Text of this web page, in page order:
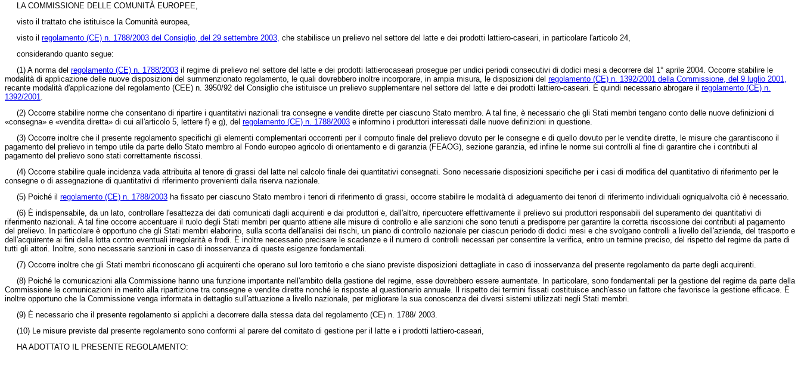
LA COMMISSIONE DELLE COMUNITÀ EUROPEE,
visto il trattato che istituisce la Comunità europea,
visto il regolamento (CE) n. 1788/2003 del Consiglio, del 29 settembre 2003, che stabilisce un prelievo nel settore del latte e dei prodotti lattiero-caseari, in particolare l'articolo 24,
considerando quanto segue:
(1) A norma del regolamento (CE) n. 1788/2003 il regime di prelievo nel settore del latte e dei prodotti lattierocaseari prosegue per undici periodi consecutivi di dodici mesi a decorrere dal 1° aprile 2004. Occorre stabilire le
modalità di applicazione delle nuove disposizioni del summenzionato regolamento, le quali dovrebbero inoltre incorporare, in ampia misura, le disposizioni del regolamento (CE) n. 1392/2001 della Commissione, del 9 luglio 2001,
recante modalità d'applicazione del regolamento (CEE) n. 3950/92 del Consiglio che istituisce un prelievo supplementare nel settore del latte e dei prodotti lattiero-caseari. È quindi necessario abrogare il regolamento (CE) n.
1392/2001.
(2) Occorre stabilire norme che consentano di ripartire i quantitativi nazionali tra consegne e vendite dirette per ciascuno Stato membro. A tal fine, è necessario che gli Stati membri tengano conto delle nuove definizioni di
«consegna» e «vendita diretta» di cui all'articolo 5, lettere f) e g), del regolamento (CE) n. 1788/2003 e informino i produttori interessati dalle nuove definizioni in questione.
(3) Occorre inoltre che il presente regolamento specifichi gli elementi complementari occorrenti per il computo finale del prelievo dovuto per le consegne e di quello dovuto per le vendite dirette, le misure che garantiscono il
pagamento del prelievo in tempo utile da parte dello Stato membro al Fondo europeo agricolo di orientamento e di garanzia (FEAOG), sezione garanzia, ed infine le norme sui controlli al fine di garantire che i contributi al
pagamento del prelievo sono stati correttamente riscossi.
(4) Occorre stabilire quale incidenza vada attribuita al tenore di grassi del latte nel calcolo finale dei quantitativi consegnati. Sono necessarie disposizioni specifiche per i casi di modifica del quantitativo di riferimento per le
consegne o di assegnazione di quantitativi di riferimento provenienti dalla riserva nazionale.
(5) Poiché il regolamento (CE) n. 1788/2003 ha fissato per ciascuno Stato membro i tenori di riferimento di grassi, occorre stabilire le modalità di adeguamento dei tenori di riferimento individuali ogniqualvolta ciò è necessario.
(6) È indispensabile, da un lato, controllare l'esattezza dei dati comunicati dagli acquirenti e dai produttori e, dall'altro, ripercuotere effettivamente il prelievo sui produttori responsabili del superamento dei quantitativi di
riferimento nazionali. A tal fine occorre accentuare il ruolo degli Stati membri per quanto attiene alle misure di controllo e alle sanzioni che sono tenuti a predisporre per garantire la corretta riscossione dei contributi al pagamento
del prelievo. In particolare è opportuno che gli Stati membri elaborino, sulla scorta dell'analisi dei rischi, un piano di controllo nazionale per ciascun periodo di dodici mesi e che svolgano controlli a livello dell'azienda, del trasporto e
dell'acquirente ai fini della lotta contro eventuali irregolarità e frodi. È inoltre necessario precisare le scadenze e il numero di controlli necessari per consentire la verifica, entro un termine preciso, del rispetto del regime da parte di
tutti gli attori. Inoltre, sono necessarie sanzioni in caso di inosservanza di queste esigenze fondamentali.
(7) Occorre inoltre che gli Stati membri riconoscano gli acquirenti che operano sul loro territorio e che siano previste disposizioni dettagliate in caso di inosservanza del presente regolamento da parte degli acquirenti.
(8) Poiché le comunicazioni alla Commissione hanno una funzione importante nell'ambito della gestione del regime, esse dovrebbero essere aumentate. In particolare, sono fondamentali per la gestione del regime da parte della
Commissione le comunicazioni in merito alla ripartizione tra consegne e vendite dirette nonché le risposte al questionario annuale. Il rispetto dei termini fissati costituisce anch'esso un fattore che favorisce la gestione efficace. È
inoltre opportuno che la Commissione venga informata in dettaglio sull'attuazione a livello nazionale, per migliorare la sua conoscenza dei diversi sistemi utilizzati negli Stati membri.
(9) È necessario che il presente regolamento si applichi a decorrere dalla stessa data del regolamento (CE) n. 1788/ 2003.
(10) Le misure previste dal presente regolamento sono conformi al parere del comitato di gestione per il latte e i prodotti lattiero-caseari,
HA ADOTTATO IL PRESENTE REGOLAMENTO: